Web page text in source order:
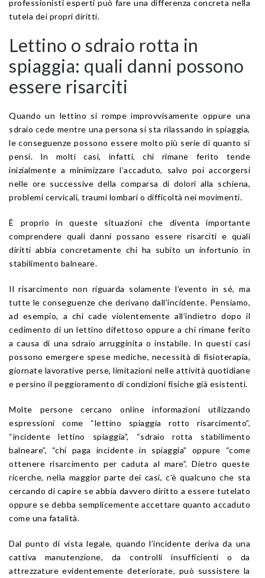
professionisti esperti può fare una differenza concreta nella
tutela dei propri diritti.
Lettino o sdraio rotta in
spiaggia: quali danni possono
essere risarciti
Quando un lettino si rompe improvvisamente oppure una
sdraio cede mentre una persona si sta rilassando in spiaggia,
le conseguenze possono essere molto più serie di quanto si
pensi. In molti casi, infatti, chi rimane ferito tende
inizialmente a minimizzare l’accaduto, salvo poi accorgersi
nelle ore successive della comparsa di dolori alla schiena,
problemi cervicali, traumi lombari o difficoltà nei movimenti.
È proprio in queste situazioni che diventa importante
comprendere quali danni possano essere risarciti e quali
diritti abbia concretamente chi ha subito un infortunio in
stabilimento balneare.
Il risarcimento non riguarda solamente l’evento in sé, ma
tutte le conseguenze che derivano dall’incidente. Pensiamo,
ad esempio, a chi cade violentemente all’indietro dopo il
cedimento di un lettino difettoso oppure a chi rimane ferito
a causa di una sdraio arrugginita o instabile. In questi casi
possono emergere spese mediche, necessità di fisioterapia,
giornate lavorative perse, limitazioni nelle attività quotidiane
e persino il peggioramento di condizioni fisiche già esistenti.
Molte persone cercano online informazioni utilizzando
espressioni come “lettino spiaggia rotto risarcimento”,
“incidente lettino spiaggia”, “sdraio rotta stabilimento
balneare”, “chi paga incidente in spiaggia” oppure “come
ottenere risarcimento per caduta al mare”. Dietro queste
ricerche, nella maggior parte dei casi, c’è qualcuno che sta
cercando di capire se abbia davvero diritto a essere tutelato
oppure se debba semplicemente accettare quanto accaduto
come una fatalità.
Dal punto di vista legale, quando l’incidente deriva da una
cattiva manutenzione, da controlli insufficienti o da
attrezzature evidentemente deteriorate, può sussistere la